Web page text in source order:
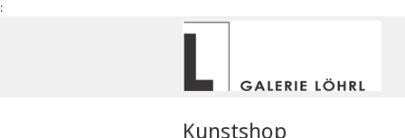
:
Kunstshop